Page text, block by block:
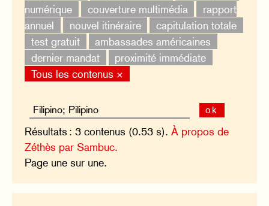
numérique
couverture multimédia
rapport
annuel
nouvel itinéraire
capitulation totale
test gratuit
ambassades américaines
dernier mandat
proximité immédiate
Tous les contenus ×
ok
Résultats : 3 contenus (0.53 s).À propos de
Zéthès par Sambuc.
Page une sur une.